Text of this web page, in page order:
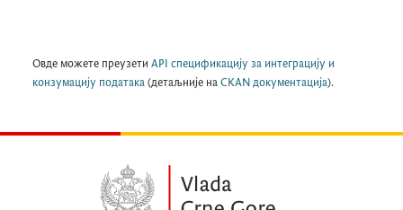
Овде можете преузети API спецификацију за интеграцију и
конзумацију података (детаљније на CKAN документација).